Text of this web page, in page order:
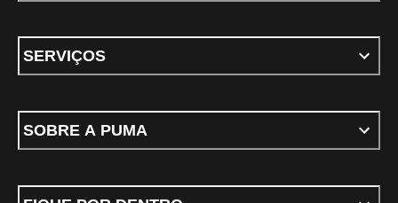
SERVIÇOS
SOBRE A PUMA